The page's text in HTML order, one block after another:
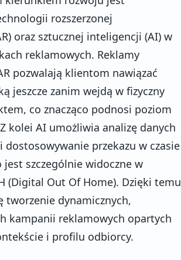
rozszerzonej
oraz sztucznej inteligencji (AI) w
reklamowych. Reklamy
pozwalają klientom nawiązać
jeszcze zanim wejdą w fizyczny
co znacząco podnosi poziom
kolei AI umożliwia analizę danych
dostosowywanie przekazu w czasie
jest szczególnie widoczne w
(Digital Out Of Home). Dzięki temu
tworzenie dynamicznych,
kampanii reklamowych opartych
i profilu odbiorcy.